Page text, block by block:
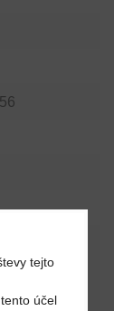
tejto
účel